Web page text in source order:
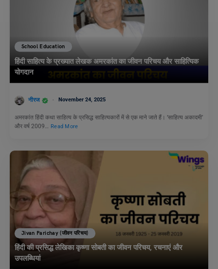
School Education
हिंदी साहित्य के प्रख्यात लेखक अमरकांत का जीवन परिचय और साहित्यिक
योगदान
नीरज November 24, 2025
अमरकांत हिंदी कथा साहित्य के प्रसिद्ध साहित्यकारों में से एक माने जाते हैं। ‘साहित्य अकादमी’
और वर्ष 2009… Read More
Jivan Parichay (जीवन परिचय)
हिंदी की प्रसिद्ध लेखिका कृष्णा सोबती का जीवन परिचय, रचनाएं और
उपलब्धियां